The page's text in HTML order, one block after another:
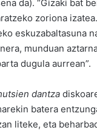
da). “Gizaki bat
zoriona
eskuzabaltasuna
munduan
dugula aurrean”.
dantza
batera
liteke, eta